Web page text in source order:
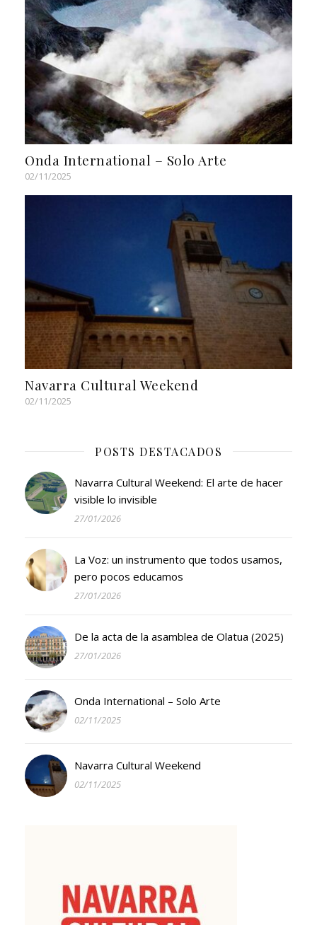
Onda International – Solo Arte
02/11/2025
Navarra Cultural Weekend
02/11/2025
POSTS DESTACADOS
Navarra Cultural Weekend: El arte de hacer
visible lo invisible
27/01/2026
La Voz: un instrumento que todos usamos,
pero pocos educamos
27/01/2026
De la acta de la asamblea de Olatua (2025)
27/01/2026
Onda International – Solo Arte
02/11/2025
Navarra Cultural Weekend
02/11/2025